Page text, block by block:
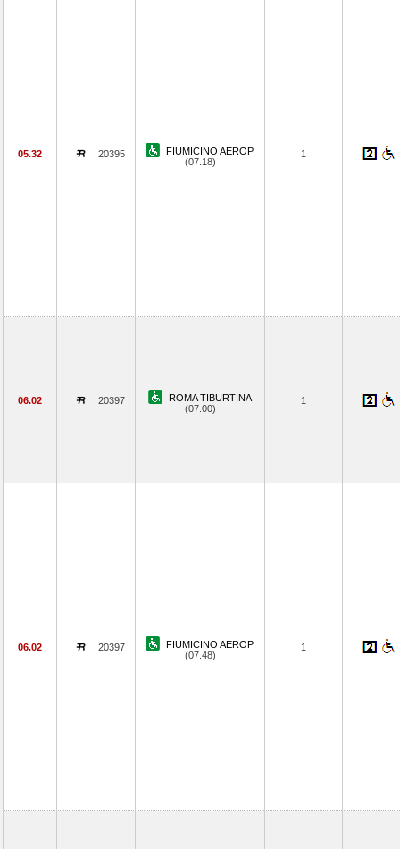
05.32 20395
FIUMICINO AEROP.
(07.18)
1
06.02 20397
ROMA TIBURTINA
(07.00)
1
06.02 20397
FIUMICINO AEROP.
(07.48)
1